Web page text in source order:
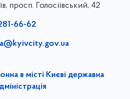
просп. Голосіївський, 42
66-62
в місті Києві державна